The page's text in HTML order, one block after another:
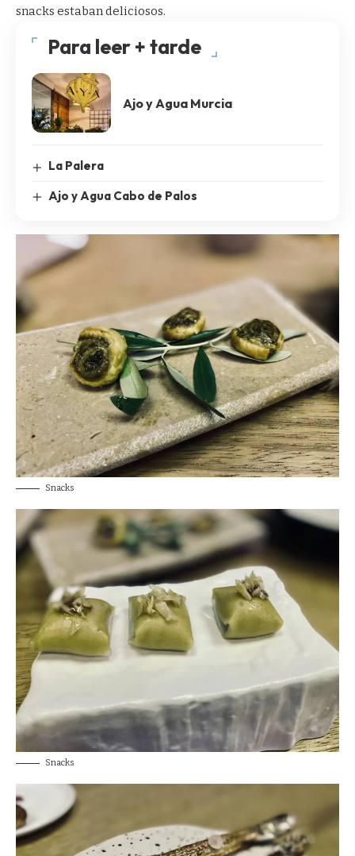
snacks estaban deliciosos.
Para leer + tarde
Ajo y Agua Murcia
La Palera
Ajo y Agua Cabo de Palos
Snacks
Snacks